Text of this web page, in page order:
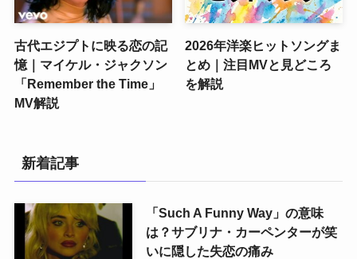
古代エジプトに映る恋の記
憶｜マイケル・ジャクソン
「Remember the Time」
MV解説
2026年洋楽ヒットソングま
とめ｜注目MVと見どころ
を解説
新着記事
「Such A Funny Way」の意味
は？サブリナ・カーペンターが笑
いに隠した失恋の痛み